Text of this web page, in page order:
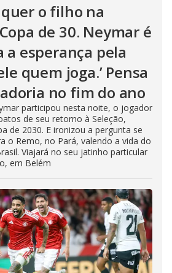
o filho na
de 30. Neymar é
a esperança pela
quem joga.’ Pensa
no fim do ano
participou nesta noite, o jogador
de seu retorno à Seleção,
de 2030. E ironizou a pergunta se
o Remo, no Pará, valendo a vida do
Viajará no seu jatinho particular
em Belém